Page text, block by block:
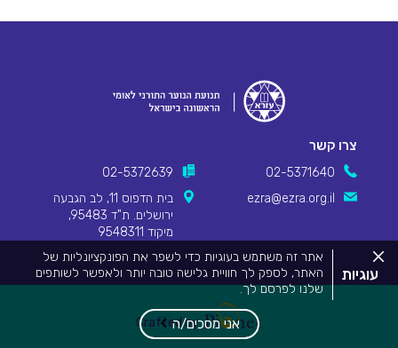
עוגיות
אתר זה משתמש בעוגיות כדי לשפר את הפונקציונליות של
האתר, לספק לך חוויית גלישה טובה יותר ולאפשר לשותפים
שלנו לפרסם לך.
מידע המפרט על השימוש בעוגיות באתר זה וכיצד ניתן לדחות
אותם, ניתן לצפותבמדיניות העוגיות שלנו
על ידי שימוש באתר זה או לחיצה על "אני מסכים", אתה
אני מסכים/ה
סגור
את
מדיניות
צרו קשר
02-5371640
02-5372639
ezra@ezra.org.il
בית הדפוס 11, לב הגבעה
ירושלים. ת"ד 95483,
מיקוד 9548311
Crafted by
Pionet Logo